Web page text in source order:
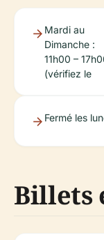
Mardi au
Dimanche :
11h00 –
(vérifiez le
Fermé les
Billets